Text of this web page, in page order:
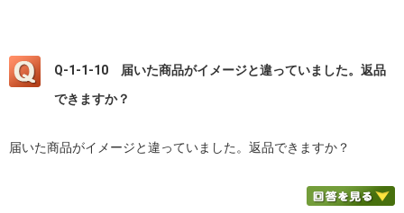
Q-1-1-10 届いた商品がイメージと違っていました。返品
できますか？
届いた商品がイメージと違っていました。返品できますか？